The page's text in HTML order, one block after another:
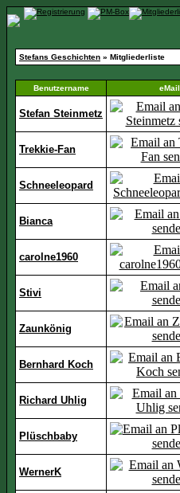
Stefans Geschichten » Mitgliederliste
Benutzername eMail
Stefan Steinmetz
Trekkie-Fan
Schneeleopard
Bianca
carolne1960
Stivi
Zaunkönig
Bernhard Koch
Richard Uhlig
Plüschbaby
WernerK